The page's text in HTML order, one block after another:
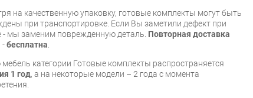
на качественную упаковку, готовые комплекты могут быть
при транспортировке. Если Вы заметили дефект при
- мы заменим поврежденную деталь. Повторная доставка
-бесплатна.
категории Готовые комплекты распространяется
1 год, а на некоторые модели – 2 года с момента